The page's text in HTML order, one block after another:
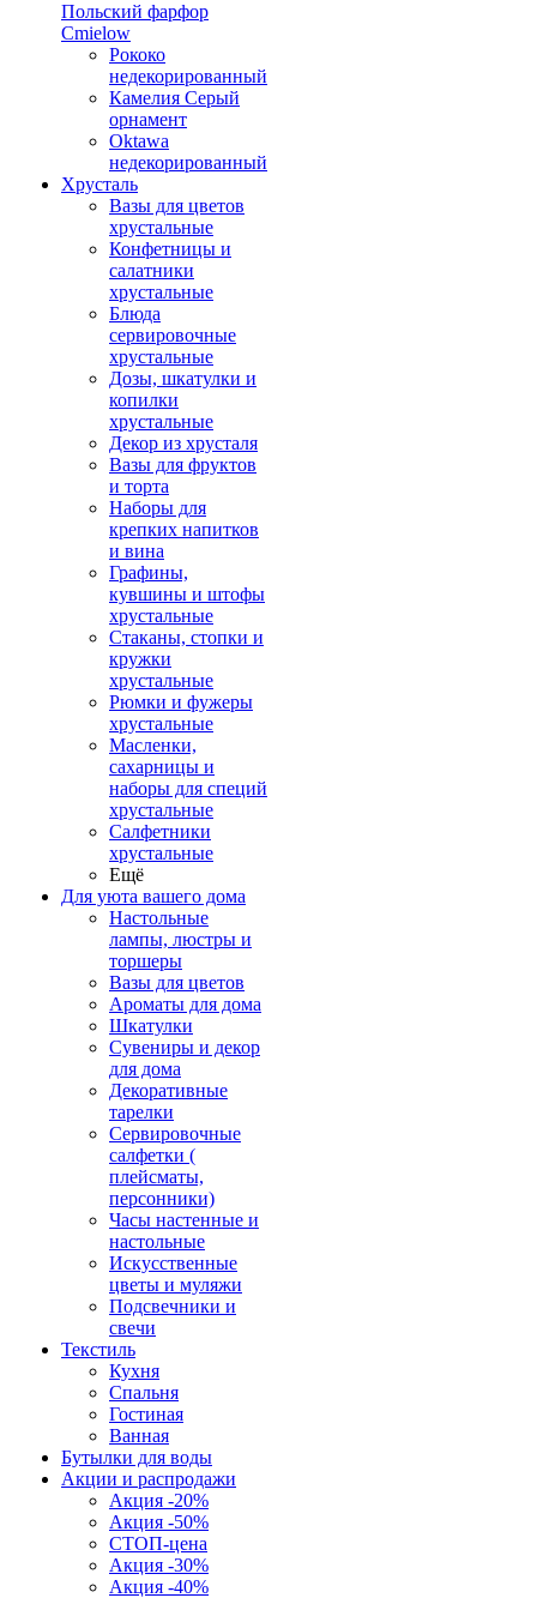
Польский фарфор
Сmielow
Рококо
недекорированный
Камелия Серый
орнамент
Oktawa
недекорированный
Хрусталь
Вазы для цветов
хрустальные
Конфетницы и
салатники
хрустальные
Блюда
сервировочные
хрустальные
Дозы, шкатулки и
копилки
хрустальные
Декор из хрусталя
Вазы для фруктов
и торта
Наборы для
крепких напитков
и вина
Графины,
кувшины и штофы
хрустальные
Стаканы, стопки и
кружки
хрустальные
Рюмки и фужеры
хрустальные
Масленки,
сахарницы и
наборы для специй
хрустальные
Салфетники
хрустальные
Ещё
Для уюта вашего дома
Настольные
лампы, люстры и
торшеры
Вазы для цветов
Ароматы для дома
Шкатулки
Сувениры и декор
для дома
Декоративные
тарелки
Сервировочные
салфетки (
плейсматы,
персонники)
Часы настенные и
настольные
Искусственные
цветы и муляжи
Подсвечники и
свечи
Текстиль
Кухня
Спальня
Гостиная
Ванная
Бутылки для воды
Акции и распродажи
Акция -20%
Акция -50%
СТОП-цена
Акция -30%
Акция -40%